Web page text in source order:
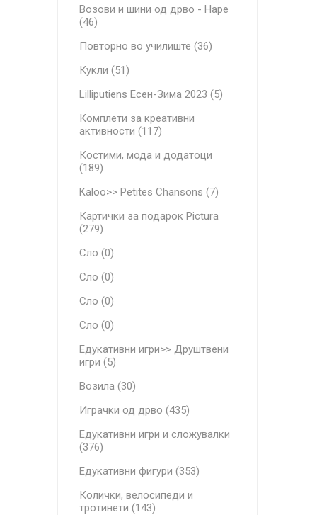
Возови и шини од дрво - Hape
(46)
Повторно во училиште (36)
Кукли (51)
Lilliputiens Есен-Зима 2023 (5)
Комплети за креативни
активности (117)
Костими, мода и додатоци
(189)
Kaloo>> Petites Chansons (7)
Картички за подарок Pictura
(279)
Сло (0)
Сло (0)
Сло (0)
Сло (0)
Едукативни игри>> Друштвени
игри (5)
Возила (30)
Играчки од дрво (435)
Едукативни игри и сложувалки
(376)
Едукативни фигури (353)
Колички, велосипеди и
тротинети (143)